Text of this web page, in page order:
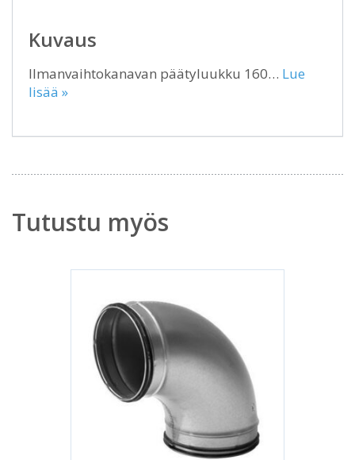
Kuvaus
Ilmanvaihtokanavan päätyluukku 160… Lue
lisää »
Tutustu myös